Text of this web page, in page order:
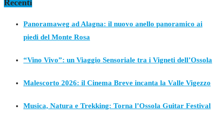
Recenti
Panoramaweg ad Alagna: il nuovo anello panoramico ai
piedi del Monte Rosa
“Vino Vivo”: un Viaggio Sensoriale tra i Vigneti dell’Ossola
Malescorto 2026: il Cinema Breve incanta la Valle Vigezzo
Musica, Natura e Trekking: Torna l’Ossola Guitar Festival